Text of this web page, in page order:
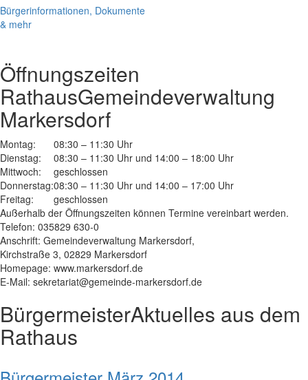
Bürgerinformationen, Dokumente
& mehr
Öffnungszeiten
RathausGemeindeverwaltung
Markersdorf
Montag:
08:30 – 11:30 Uhr
Dienstag:
08:30 – 11:30 Uhr und 14:00 – 18:00 Uhr
Mittwoch:
geschlossen
Donnerstag:08:30 – 11:30 Uhr und 14:00 – 17:00 Uhr
Freitag:
geschlossen
Außerhalb der Öffnungszeiten können Termine vereinbart werden.
Telefon: 035829 630-0
Anschrift: Gemeindeverwaltung Markersdorf,
Kirchstraße 3, 02829 Markersdorf
Homepage: www.markersdorf.de
E-Mail: sekretariat@gemeinde-markersdorf.de
BürgermeisterAktuelles aus dem
Rathaus